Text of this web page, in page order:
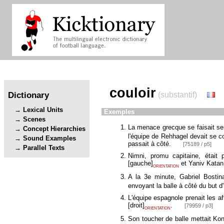
Dictionary
Lexical Units
Scenes
Concept Hierarchies
Sound Examples
Parallel Texts
couloir (substantif)
Exemples
La menace grecque se faisait
l'équipe de Rehhagel devait se
passait à côté.
[75189 / p5]
Nimni, promu capitaine,
[gauche] ORIENTATION et Yaniv
A la 3e minute, Gabriel
envoyant la balle à côté du but
L'équipe espagnole prenait les
[droit] ORIENTATION . [79959 / p3]
Son toucher de balle mettait